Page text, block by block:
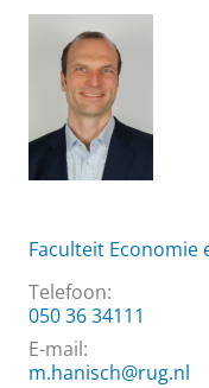
Faculteit Economie
Telefoon:
050 36 34111
E-mail:
m.hanisch@rug.nl